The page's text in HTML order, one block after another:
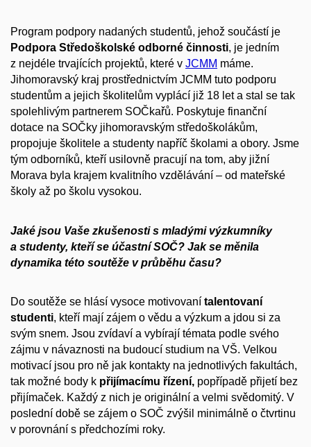
Program podpory nadaných studentů, jehož součástí je
Podpora Středoškolské odborné činnosti, je jedním
z nejdéle trvajících projektů, které v JCMM máme.
Jihomoravský kraj prostřednictvím JCMM tuto podporu
studentům a jejich školitelům vyplácí již 18 let a stal se tak
spolehlivým partnerem SOČkařů. Poskytuje finanční
dotace na SOČky jihomoravským středoškolákům,
propojuje školitele a studenty napříč školami a obory. Jsme
tým odborníků, kteří usilovně pracují na tom, aby jižní
Morava byla krajem kvalitního vzdělávání – od mateřské
školy až po školu vysokou.
Jaké jsou Vaše zkušenosti s mladými výzkumníky
a studenty, kteří se účastní SOČ? Jak se měnila
dynamika této soutěže v průběhu času?
Do soutěže se hlásí vysoce motivovaní talentovaní
studenti, kteří mají zájem o vědu a výzkum a jdou si za
svým snem. Jsou zvídaví a vybírají témata podle svého
zájmu v návaznosti na budoucí studium na VŠ. Velkou
motivací jsou pro ně jak kontakty na jednotlivých fakultách,
tak možné body k přijímacímu řízení, popřípadě přijetí bez
přijímaček. Každý z nich je originální a velmi svědomitý. V
poslední době se zájem o SOČ zvýšil minimálně o čtvrtinu
v porovnání s předchozími roky.